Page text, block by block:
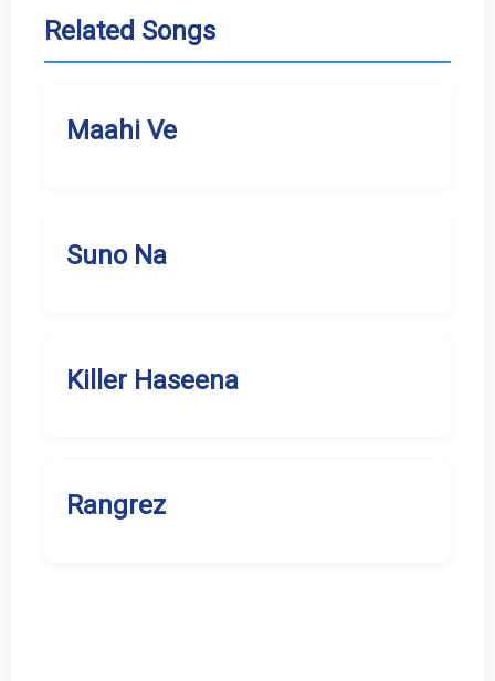
Related Songs
Maahi Ve
Suno Na
Killer Haseena
Rangrez